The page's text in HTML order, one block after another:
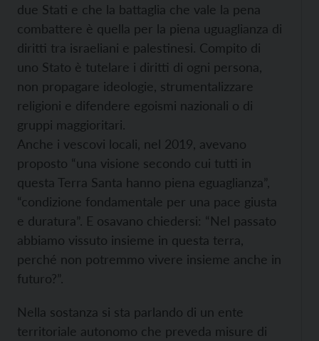
due Stati e che la battaglia che vale la pena
combattere è quella per la piena uguaglianza di
diritti tra israeliani e palestinesi. Compito di
uno Stato è tutelare i diritti di ogni persona,
non propagare ideologie, strumentalizzare
religioni e difendere egoismi nazionali o di
gruppi maggioritari.
Anche i vescovi locali, nel 2019, avevano
proposto “una visione secondo cui tutti in
questa Terra Santa hanno piena eguaglianza”,
“condizione fondamentale per una pace giusta
e duratura”. E osavano chiedersi: “Nel passato
abbiamo vissuto insieme in questa terra,
perché non potremmo vivere insieme anche in
futuro?”.
Nella sostanza si sta parlando di un ente
territoriale autonomo che preveda misure di